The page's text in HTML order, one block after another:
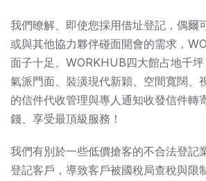
我們暸解、即使您採用借址登記，偶爾
或與其他協力夥伴碰面開會的需求，
面子十足。WORKHUB四大館占地千
氣派門面、裝潢現代新穎、空間寬闊、
的信件代收管理與專人通知收發信件轉
錢、享受最頂級服務！
我們有別於一些低價搶客的不合法登記
登記客戶，導致客戶被國稅局查稅與限